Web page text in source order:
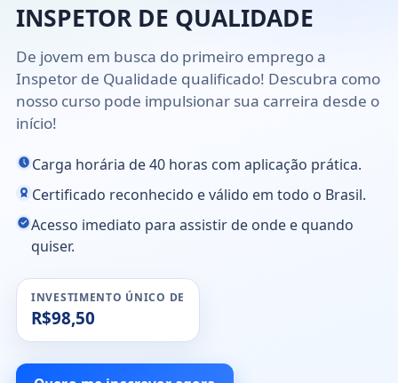
INSPETOR DE QUALIDADE
De jovem em busca do primeiro emprego a
Inspetor de Qualidade qualificado! Descubra como
nosso curso pode impulsionar sua carreira desde o
início!
Carga horária de 40 horas com aplicação prática.
Certificado reconhecido e válido em todo o Brasil.
Acesso imediato para assistir de onde e quando
quiser.
INVESTIMENTO ÚNICO DE
R$98,50